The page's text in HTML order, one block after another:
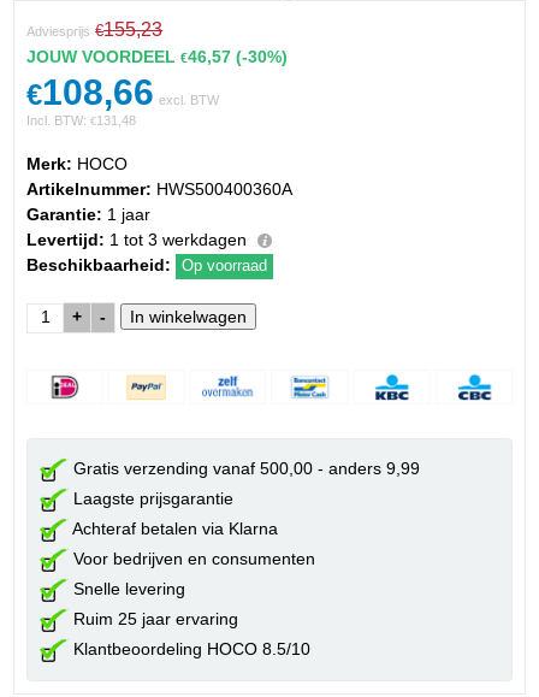
Adviesprijs €155,23
JOUW VOORDEEL€46,57 (-30%)
€108,66 excl. BTW
Incl. BTW:€131,48
Merk: HOCO
Artikelnummer: HWS500400360A
Garantie: 1 jaar
Levertijd: 1 tot 3 werkdagen
Beschikbaarheid:
Op voorraad
+ -
Gratis verzending vanaf 500,00 - anders 9,99
Laagste prijsgarantie
Achteraf betalen via Klarna
Voor bedrijven en consumenten
Snelle levering
Ruim 25 jaar ervaring
Klantbeoordeling HOCO 8.5/10